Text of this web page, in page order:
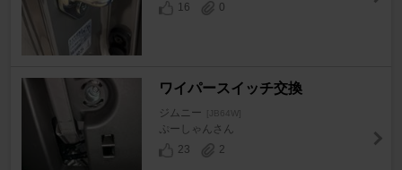
16
0
ワイパースイッチ交換
ジムニー [JB64W]
ぷーしゃんさん
23
2